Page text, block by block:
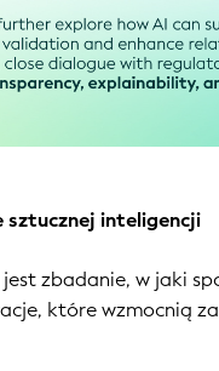
sztucznej inteligencji
zbadanie, w jaki
które wzmocnią